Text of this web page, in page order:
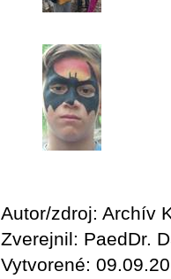
Autor/zdroj: Archív
Zverejnil: PaedDr.
Vytvorené: